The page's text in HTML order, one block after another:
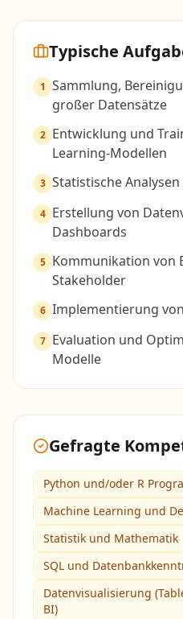
Typische
1 Sammlung,
großer Datensätze
2 Entwicklung und
Learning-Modellen
3 Statistische
4 Erstellung von
Dashboards
5 Kommunikation von
Stakeholder
6 Implementierung
7 Evaluation und
Modelle
Gefragte
Python und/oder R
Machine Learning und
Statistik und Mathematik
SQL und
Datenvisualisierung
BI)